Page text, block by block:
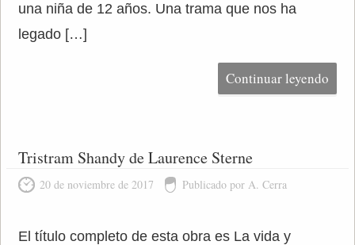
una niña de 12 años. Una trama que nos ha
legado […]
Continuar leyendo
Tristram Shandy de Laurence Sterne
20 de noviembre de 2017 Publicado por A. Cerra
El título completo de esta obra es La vida y